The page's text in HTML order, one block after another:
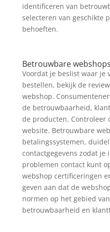
identificeren van
selecteren van geschikte
behoeften.
Betrouwbare
Voordat je beslist waar
bestellen, bekijk de
webshop.
de betrouwbaarheid,
de producten. Controleer
website. Betrouwbare
betalingssystemen,
contactgegevens zodat je
problemen contact kunt
webshop certificeringen
geven aan dat de
normen op het gebied
betrouwbaarheid en